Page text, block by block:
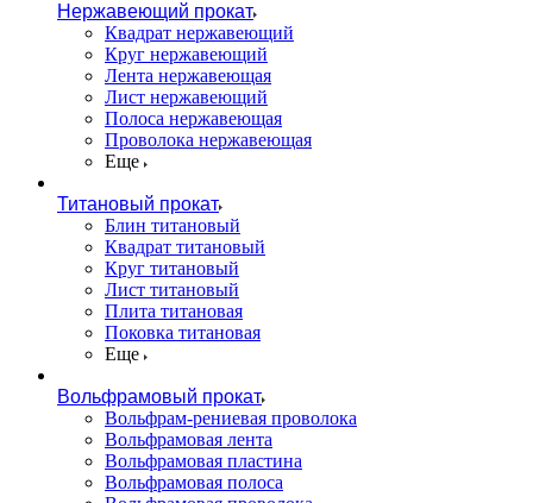
Нержавеющий прокат
Квадрат нержавеющий
Круг нержавеющий
Лента нержавеющая
Лист нержавеющий
Полоса нержавеющая
Проволока нержавеющая
Еще
Титановый прокат
Блин титановый
Квадрат титановый
Круг титановый
Лист титановый
Плита титановая
Поковка титановая
Еще
Вольфрамовый прокат
Вольфрам-рениевая проволока
Вольфрамовая лента
Вольфрамовая пластина
Вольфрамовая полоса